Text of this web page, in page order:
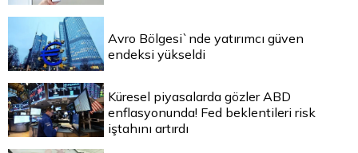
Avro Bölgesi`nde yatırımcı güven
endeksi yükseldi
Küresel piyasalarda gözler ABD
enflasyonunda! Fed beklentileri risk
iştahını artırdı